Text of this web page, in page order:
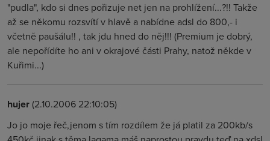
"pudla", kdo si dnes pořizuje net jen na prohlížení...?!! Takže
až se někomu rozsvítí v hlavě a nabídne adsl do 800,- i
včetně paušálu!! , tak jdu hned do něj!!! (Premium je dobrý,
ale nepořídíte ho ani v okrajové části Prahy, natož někde v
Kuřimi...)
hujer(2.10.2006 22:10:05)
Jo jo moje řeč,jenom s tím rozdílem že já platil za 200kb/s